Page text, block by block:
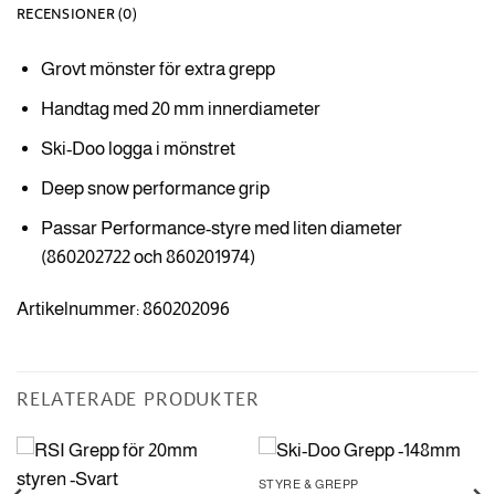
RECENSIONER (0)
Grovt mönster för extra grepp
Handtag med 20 mm innerdiameter
Ski-Doo logga i mönstret
Deep snow performance grip
Passar Performance-styre med liten diameter
(860202722 och 860201974)
Artikelnummer: 860202096
RELATERADE PRODUKTER
STYRE & GREPP